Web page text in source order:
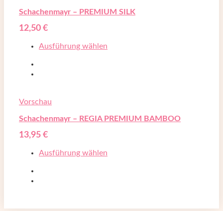
Schachenmayr – PREMIUM SILK
12,50 €
Ausführung wählen
Vorschau
Schachenmayr – REGIA PREMIUM BAMBOO
13,95 €
Ausführung wählen